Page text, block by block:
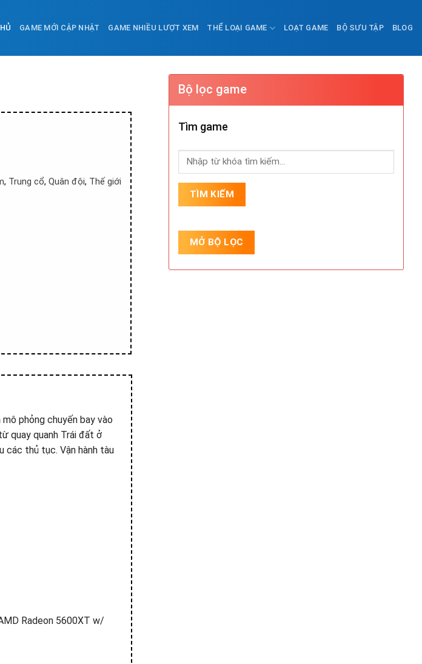
GAME MỚI CẬP NHẬT GAME NHIỀU LƯỢT XEM THỂ LOẠI GAME LOẠT GAME BỘ SƯU TẬP BLOG
, Trung cổ, Quân đội, Thế giới
phỏng chuyến bay vào
quay quanh Trái đất ở
các thủ tục. Vận hành tàu
Radeon 5600XT w/
Bộ lọc game
Tìm game